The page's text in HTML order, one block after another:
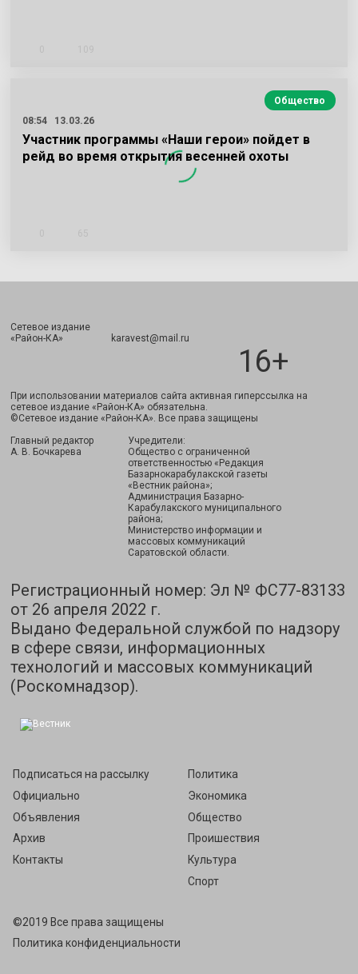
Общество
08:54
13.03.26
Участник программы «Наши герои» пойдет в
рейд во время открытия весенней охоты
Сетевое издание
«Район-КА» karavest@mail.ru
16+
При использовании материалов сайта активная гиперссылка на
сетевое издание «Район-КА» обязательна.
©Сетевое издание «Район-КА». Все права защищены
Главный редактор
А. В. Бочкарева
Учредители:
Общество с ограниченной
ответственностью «Редакция
Базарнокарабулакской газеты
«Вестник района»;
Администрация Базарно-
Карабулакского муниципального
района;
Министерство информации и
массовых коммуникаций
Саратовской области.
Регистрационный номер: Эл № ФС77-83133
от 26 апреля 2022 г.
Выдано Федеральной службой по надзору
в сфере связи, информационных
технологий и массовых коммуникаций
(Роскомнадзор).
Подписаться на рассылку
Официально
Объявления
Архив
Контакты
Политика
Экономика
Общество
Проишествия
Культура
Спорт
©2019 Все права защищены
Политика конфиденциальности
Подписаться